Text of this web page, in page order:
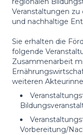
Veranstaltungen
und nachhaltige
Sie erhalten die
folgende
Zusammenarbeit
weiteren
Vorbereitung/